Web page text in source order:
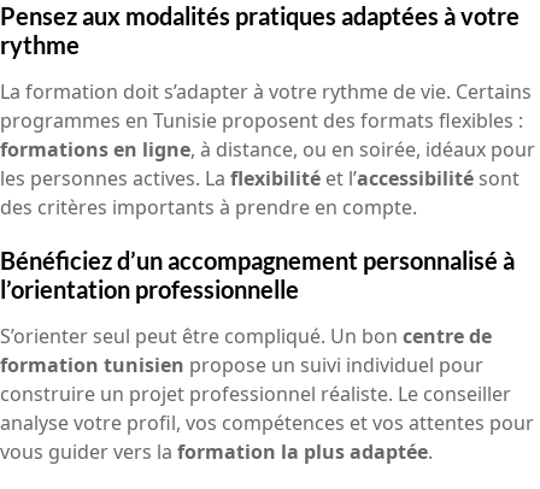
Pensez aux modalités pratiques adaptées à votre
rythme
La formation doit s’adapter à votre rythme de vie. Certains
programmes en Tunisie proposent des formats flexibles :
formations en ligne, à distance, ou en soirée, idéaux pour
les personnes actives. La flexibilité et l’accessibilité sont
des critères importants à prendre en compte.
Bénéficiez d’un accompagnement personnalisé à
l’orientation professionnelle
S’orienter seul peut être compliqué. Un bon centre de
formation tunisien propose un suivi individuel pour
construire un projet professionnel réaliste. Le conseiller
analyse votre profil, vos compétences et vos attentes pour
vous guider vers la formation la plus adaptée.